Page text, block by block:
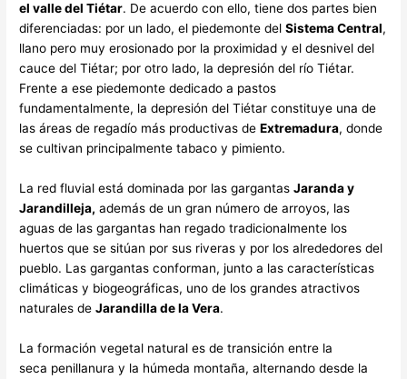
el valle del Tiétar. De acuerdo con ello, tiene dos partes bien
diferenciadas: por un lado, el piedemonte delSistema Central,
llano pero muy erosionado por la proximidad y el desnivel del
cauce del Tiétar; por otro lado, la depresión del río Tiétar.
Frente a ese piedemonte dedicado a pastos
fundamentalmente, la depresión del Tiétar constituye una de
las áreas de regadío más productivas deExtremadura, donde
se cultivan principalmente tabaco y pimiento.
La red fluvial está dominada por las gargantasJaranda y
Jarandilleja, además de un gran número de arroyos, las
aguas de las gargantas han regado tradicionalmente los
huertos que se sitúan por sus riveras y por los alrededores del
pueblo. Las gargantas conforman, junto a las características
climáticas y biogeográficas, uno de los grandes atractivos
naturales deJarandilla de la Vera.
La formación vegetal natural es de transición entre la
seca penillanura y la húmeda montaña, alternando desde la